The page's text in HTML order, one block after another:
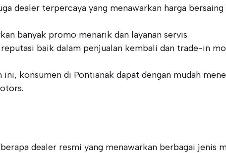
dealer terpercaya yang menawarkan harga
banyak promo menarik dan layanan servis.
baik dalam penjualan kembali dan trade-in
ini, konsumen di Pontianak dapat dengan mudah
dealer resmi yang menawarkan berbagai